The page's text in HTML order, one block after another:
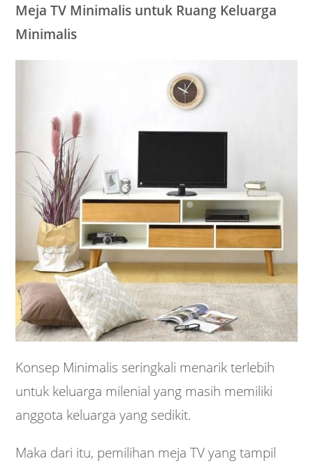
Meja TV Minimalis untuk Ruang Keluarga
Minimalis
Konsep Minimalis seringkali menarik terlebih
untuk keluarga milenial yang masih memiliki
anggota keluarga yang sedikit.
Maka dari itu, pemilihan meja TV yang tampil